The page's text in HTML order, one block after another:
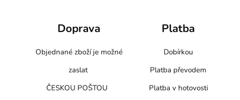
Doprava
Objednané zboží je možné
zaslat
ČESKOU POŠTOU
Platba
Dobírkou
Platba převodem
Platba v hotovosti